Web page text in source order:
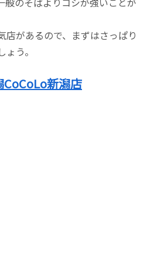
店があるので、まずはさっぱり
う。
新潟店